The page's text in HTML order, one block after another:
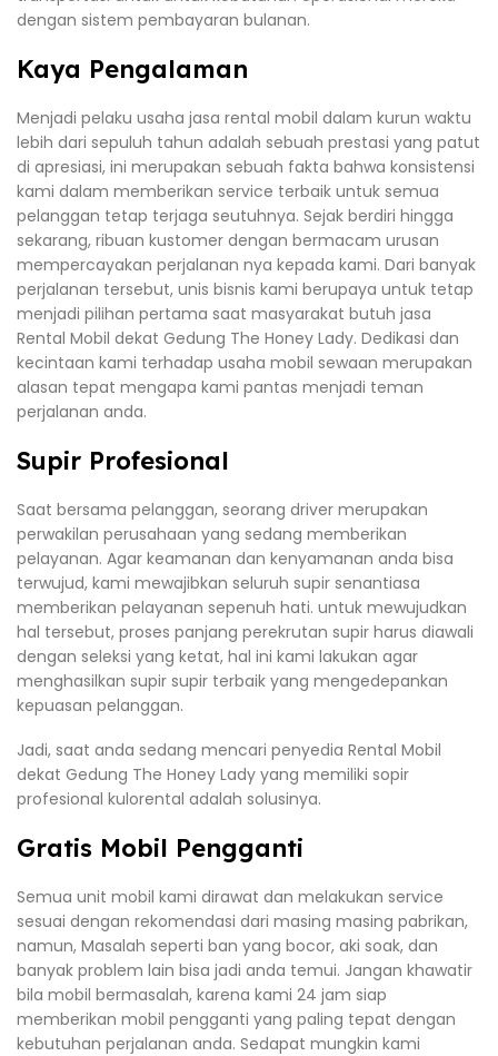
dengan sistem pembayaran bulanan.
Kaya Pengalaman
Menjadi pelaku usaha jasa rental mobil dalam kurun waktu
lebih dari sepuluh tahun adalah sebuah prestasi yang patut
di apresiasi, ini merupakan sebuah fakta bahwa konsistensi
kami dalam memberikan service terbaik untuk semua
pelanggan tetap terjaga seutuhnya. Sejak berdiri hingga
sekarang, ribuan kustomer dengan bermacam urusan
mempercayakan perjalanan nya kepada kami. Dari banyak
perjalanan tersebut, unis bisnis kami berupaya untuk tetap
menjadi pilihan pertama saat masyarakat butuh jasa
Rental Mobil dekat Gedung The Honey Lady. Dedikasi dan
kecintaan kami terhadap usaha mobil sewaan merupakan
alasan tepat mengapa kami pantas menjadi teman
perjalanan anda.
Supir Profesional
Saat bersama pelanggan, seorang driver merupakan
perwakilan perusahaan yang sedang memberikan
pelayanan. Agar keamanan dan kenyamanan anda bisa
terwujud, kami mewajibkan seluruh supir senantiasa
memberikan pelayanan sepenuh hati. untuk mewujudkan
hal tersebut, proses panjang perekrutan supir harus diawali
dengan seleksi yang ketat, hal ini kami lakukan agar
menghasilkan supir supir terbaik yang mengedepankan
kepuasan pelanggan.
Jadi, saat anda sedang mencari penyedia Rental Mobil
dekat Gedung The Honey Lady yang memiliki sopir
profesional kulorental adalah solusinya.
Gratis Mobil Pengganti
Semua unit mobil kami dirawat dan melakukan service
sesuai dengan rekomendasi dari masing masing pabrikan,
namun, Masalah seperti ban yang bocor, aki soak, dan
banyak problem lain bisa jadi anda temui. Jangan khawatir
bila mobil bermasalah, karena kami 24 jam siap
memberikan mobil pengganti yang paling tepat dengan
kebutuhan perjalanan anda. Sedapat mungkin kami